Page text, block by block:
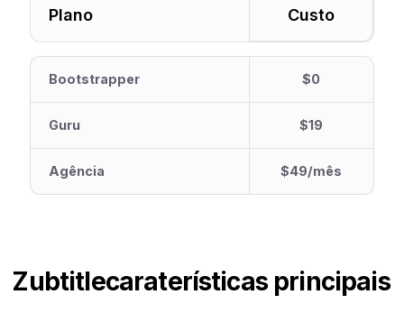
Plano Custo
Bootstrapper $0
Guru $19
Agência $49/mês
Zubtitlecaraterísticas principais